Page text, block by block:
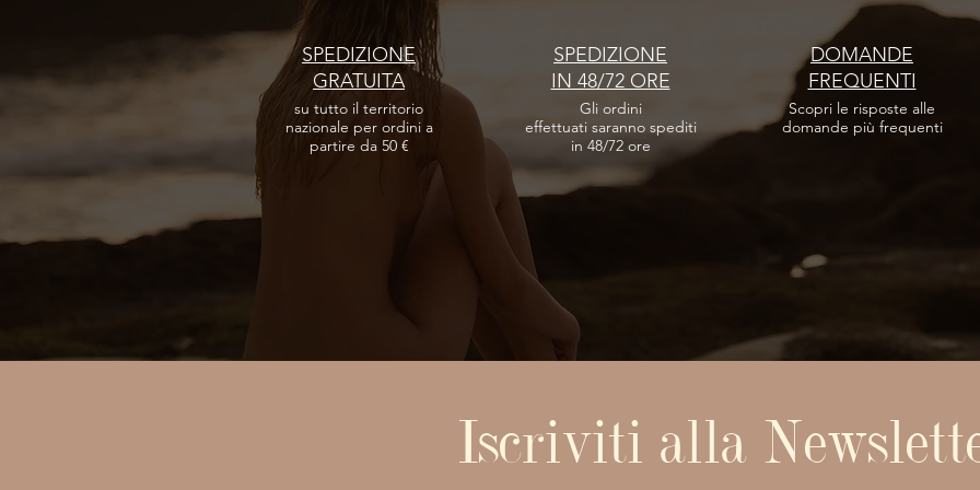
SPEDIZIONE
GRATUITA
su tutto il territorio
nazionale per ordini a
partire da 50 €
SPEDIZIONE
IN 48/72 ORE
Gli ordini
effettuati saranno spediti
in 48/72 ore
DOMANDE
FREQUENTI
Scopri le risposte alle
domande più frequenti
Iscriviti alla